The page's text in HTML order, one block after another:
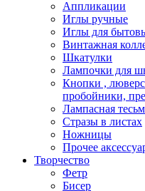
Аппликации
Иглы ручные
Иглы для
Винтажная
Шкатулки
Лампочки для
Кнопки ,
пробойники,
Лампасная
Стразы в листах
Ножницы
Прочее
Творчество
Фетр
Бисер